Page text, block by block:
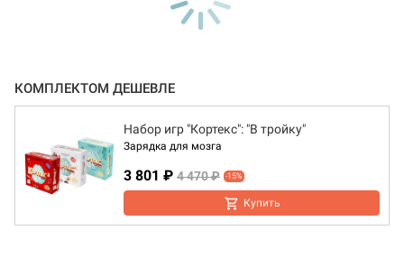
КОМПЛЕКТОМ ДЕШЕВЛЕ
Набор игр "Кортекс": "В тройку"
Зарядка для мозга
3 801 ₽ 4 470 ₽ -15%
Купить